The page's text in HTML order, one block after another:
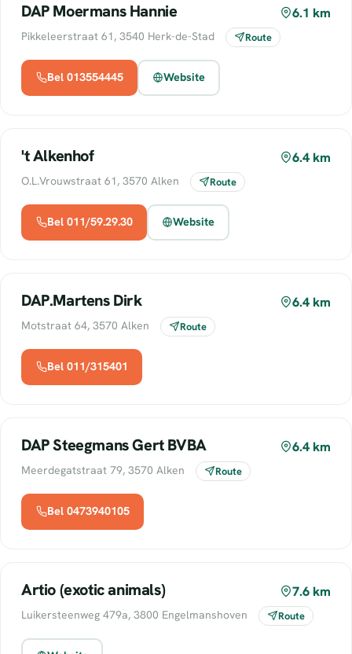
DAP Moermans Hannie 6.1 km
Pikkeleerstraat 61, 3540 Herk-de-Stad Route
Bel 013554445 Website
't Alkenhof 6.4 km
O.L.Vrouwstraat 61, 3570 Alken Route
Bel 011/59.29.30 Website
DAP.Martens Dirk 6.4 km
Motstraat 64, 3570 Alken Route
Bel 011/315401
DAP Steegmans Gert BVBA 6.4 km
Meerdegatstraat 79, 3570 Alken Route
Bel 0473940105
Artio (exotic animals) 7.6 km
Luikersteenweg 479a, 3800 Engelmanshoven Route